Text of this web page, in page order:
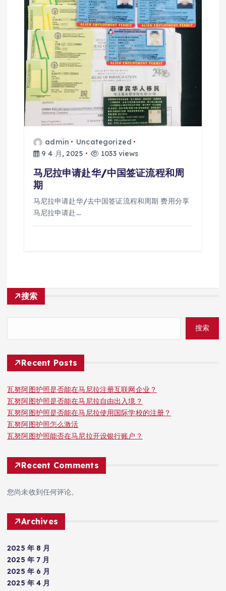
admin
Uncategorized
9 4 月, 2025
1033 views
马尼拉申请赴华/中国签证流程和周
期
马尼拉申请赴华/去中国签证流程和周期 费用分享
马尼拉申请赴…
搜索
搜索
Recent Posts
瓦努阿图护照是否能在马尼拉注册互联网企业？
瓦努阿图护照是否能在马尼拉自由出入境？
瓦努阿图护照是否能在马尼拉使用国际学校的注册？
瓦努阿图护照怎么激活
瓦努阿图护照能否在马尼拉开设银行账户？
Recent Comments
您尚未收到任何评论。
Archives
2025 年 8 月
2025 年 7 月
2025 年 6 月
2025 年 4 月